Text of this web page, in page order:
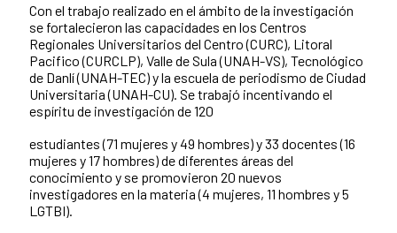
Con el trabajo realizado en el ámbito de la investigación
se fortalecieron las capacidades en los Centros
Regionales Universitarios del Centro (CURC), Litoral
Pacifico (CURCLP), Valle de Sula (UNAH-VS), Tecnológico
de Danlí (UNAH-TEC) y la escuela de periodismo de Ciudad
Universitaria (UNAH-CU). Se trabajó incentivando el
espíritu de investigación de 120
estudiantes (71 mujeres y 49 hombres) y 33 docentes (16
mujeres y 17 hombres) de diferentes áreas del
conocimiento y se promovieron 20 nuevos
investigadores en la materia (4 mujeres, 11 hombres y 5
LGTBI).